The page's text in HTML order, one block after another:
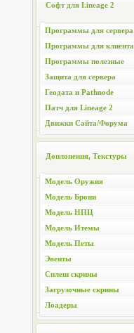
Софт для Lineage 2
Программы для сервера
Программы для клиента
Программы полезные
Защита для сервера
Геодата и Pathnode
Патч для Lineage 2
Движки Сайта/Форума
Доплонения, Текстуры
Модель Оружия
Модель Брони
Модель НПЦ
Модель Итемы
Модель Петы
Эвенты
Сплеш скрины
Загрузочные скрины
Лоадеры